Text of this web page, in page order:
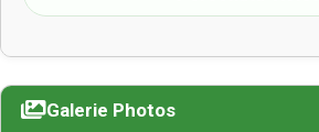
Galerie Photos